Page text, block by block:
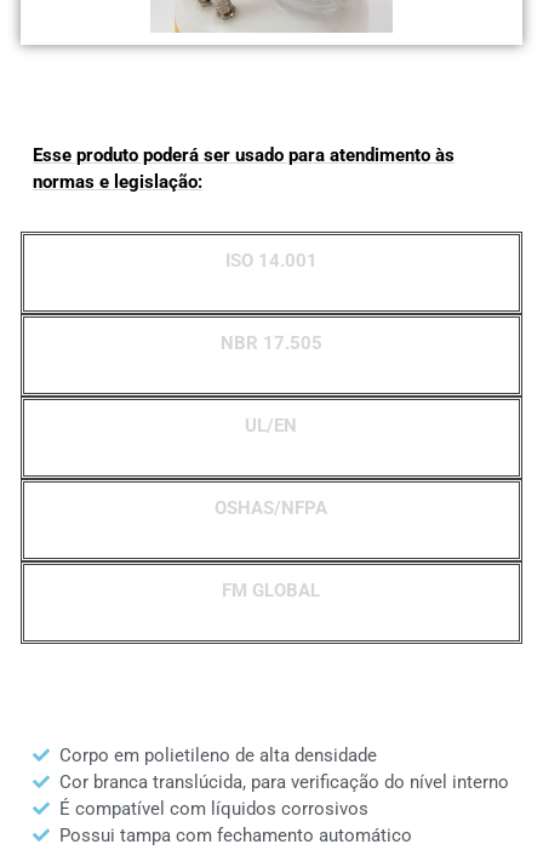
Esse produto poderá ser usado para atendimento às
normas e legislação:
ISO 14.001
NBR 17.505
UL/EN
OSHAS/NFPA
FM GLOBAL
Corpo em polietileno de alta densidade
Cor branca translúcida, para verificação do nível interno
É compatível com líquidos corrosivos
Possui tampa com fechamento automático